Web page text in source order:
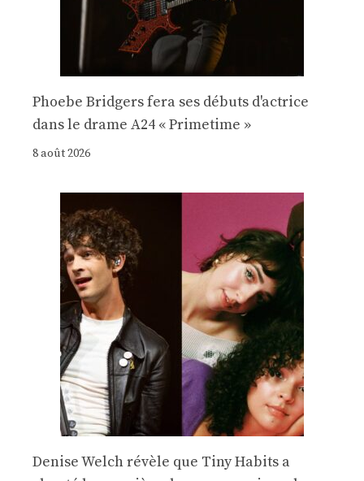
Phoebe Bridgers fera ses débuts d'actrice
dans le drame A24 « Primetime »
8 août 2026
Denise Welch révèle que Tiny Habits a